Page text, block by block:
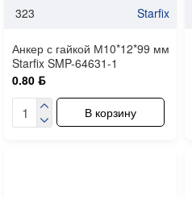
323 Starfix
Анкер с гайкой М10*12*99 мм
Starfix SMP-64631-1
0.80 ƃ
В корзину